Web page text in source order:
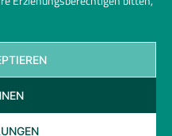
Impressum
Cookies
| Links
Glaserhandwerks | Design und